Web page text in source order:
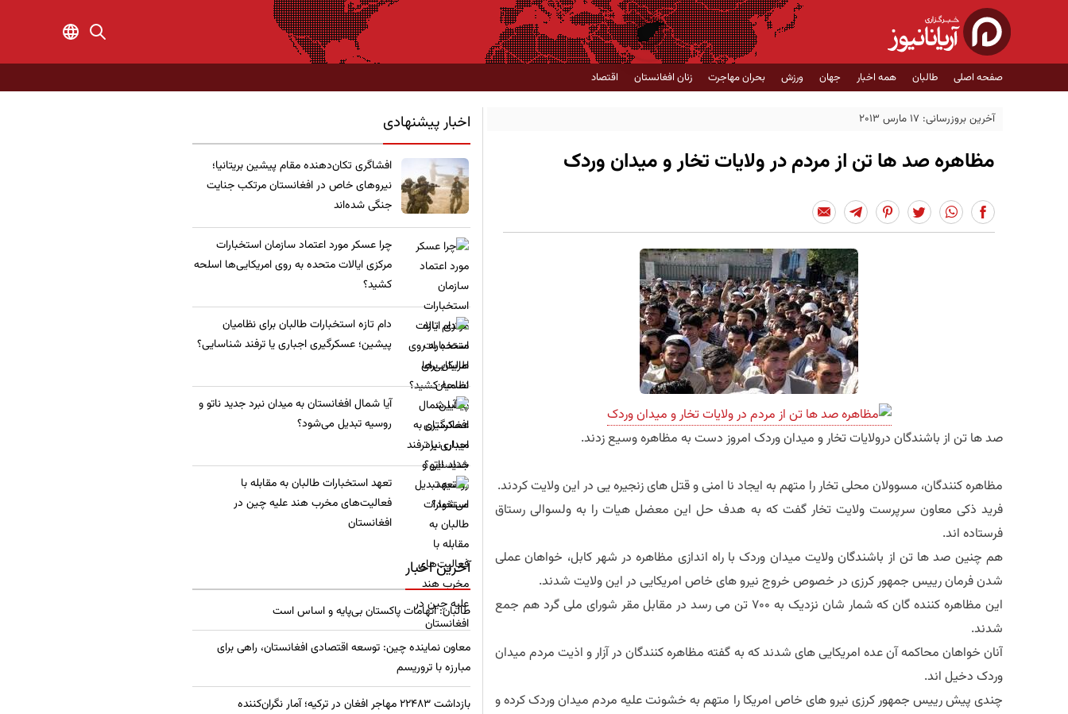
صفحه اصلی طالبان همه اخبار جهان ورزش بحران مهاجرت زنان افغانستان اقتصاد
آخرین بروزرسانی: 17 مارس 2013
مظاهره صد ها تن از مردم در ولایات تخار و میدان وردک
صد ها تن از باشندگان درولایات تخار و میدان وردک امروز دست به مظاهره وسیع زدند.
مظاهره کنندگان، مسوولان محلی تخار را متهم به ایجاد نا امنی و قتل های زنجیره یی در این ولایت کردند.
فرید ذکی معاون سرپرست ولایت تخار گفت که به هدف حل این معضل هیات را به ولسوالی رستاق
فرستاده اند.
هم چنین صد ها تن از باشندگان ولایت میدان وردک با راه اندازی مظاهره در شهر کابل، خواهان عملی
شدن فرمان رییس جمهور کرزی در خصوص خروج نیرو های خاص امریکایی در این ولایت شدند.
این مظاهره کننده گان که شمار شان نزدیک به 700 تن می رسد در مقابل مقر شورای ملی گرد هم جمع
شدند.
آنان خواهان محاکمه آن عده امریکایی های شدند که به گفته مظاهره کنندگان در آزار و اذیت مردم میدان
وردک دخیل اند.
چندی پیش رییس جمهور کرزی نیرو های خاص امریکا را متهم به خشونت علیه مردم میدان وردک کرده و
اخبار پیشنهادی
​افشاگری تکان‌دهنده مقام پیشین بریتانیا؛
نیروهای خاص در افغانستان مرتکب جنایت
جنگی شده‌اند
چرا عسکر مورد اعتماد سازمان استخبارات
مرکزی ایالات متحده به روی امریکایی‌ها اسلحه
کشید؟
​دام تازه استخبارات طالبان برای نظامیان
پیشین؛ عسکرگیری اجباری یا ترفند شناسایی؟
​آیا شمال افغانستان به میدان نبرد جدید ناتو و
روسیه تبدیل می‌شود؟
تعهد استخبارات طالبان به مقابله با
فعالیت‌های مخرب هند علیه چین در
افغانستان
آخرین اخبار
طالبان: اتهامات پاکستان بی‌پایه و اساس است
معاون نماینده چین: توسعه اقتصادی افغانستان، راهی برای
مبارزه با تروریسم
بازداشت ۲۲۴۸۳ مهاجر افغان در ترکیه؛ آمار نگران‌کننده